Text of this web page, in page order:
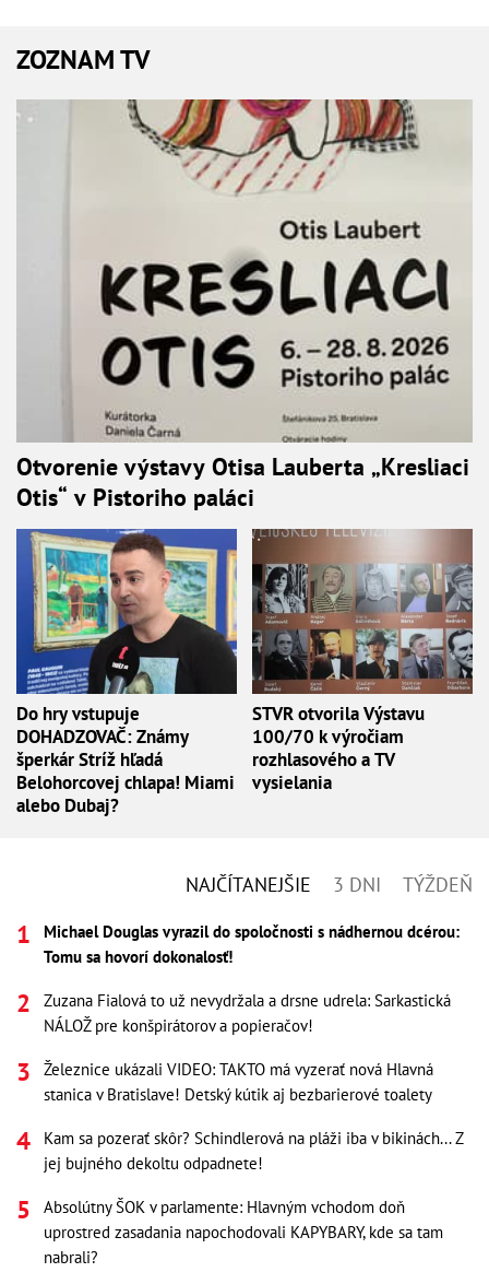
ZOZNAM TV
Otvorenie výstavy Otisa Lauberta „Kresliaci
Otis“ v Pistoriho paláci
Do hry vstupuje
DOHADZOVAČ: Známy
šperkár Stríž hľadá
Belohorcovej chlapa! Miami
alebo Dubaj?
STVR otvorila Výstavu
100/70 k výročiam
rozhlasového a TV
vysielania
NAJČÍTANEJŠIE 3 DNI TÝŽDEŇ
Michael Douglas vyrazil do spoločnosti s nádhernou dcérou:
Tomu sa hovorí dokonalosť!
Zuzana Fialová to už nevydržala a drsne udrela: Sarkastická
NÁLOŽ pre konšpirátorov a popieračov!
Železnice ukázali VIDEO: TAKTO má vyzerať nová Hlavná
stanica v Bratislave! Detský kútik aj bezbarierové toalety
Kam sa pozerať skôr? Schindlerová na pláži iba v bikinách... Z
jej bujného dekoltu odpadnete!
Absolútny ŠOK v parlamente: Hlavným vchodom doň
uprostred zasadania napochodovali KAPYBARY, kde sa tam
nabrali?